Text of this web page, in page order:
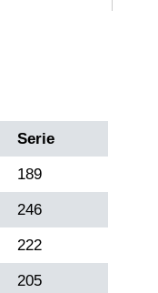
Serie
189
246
222
205